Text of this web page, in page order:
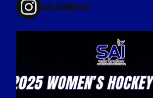
sai_bengaluru